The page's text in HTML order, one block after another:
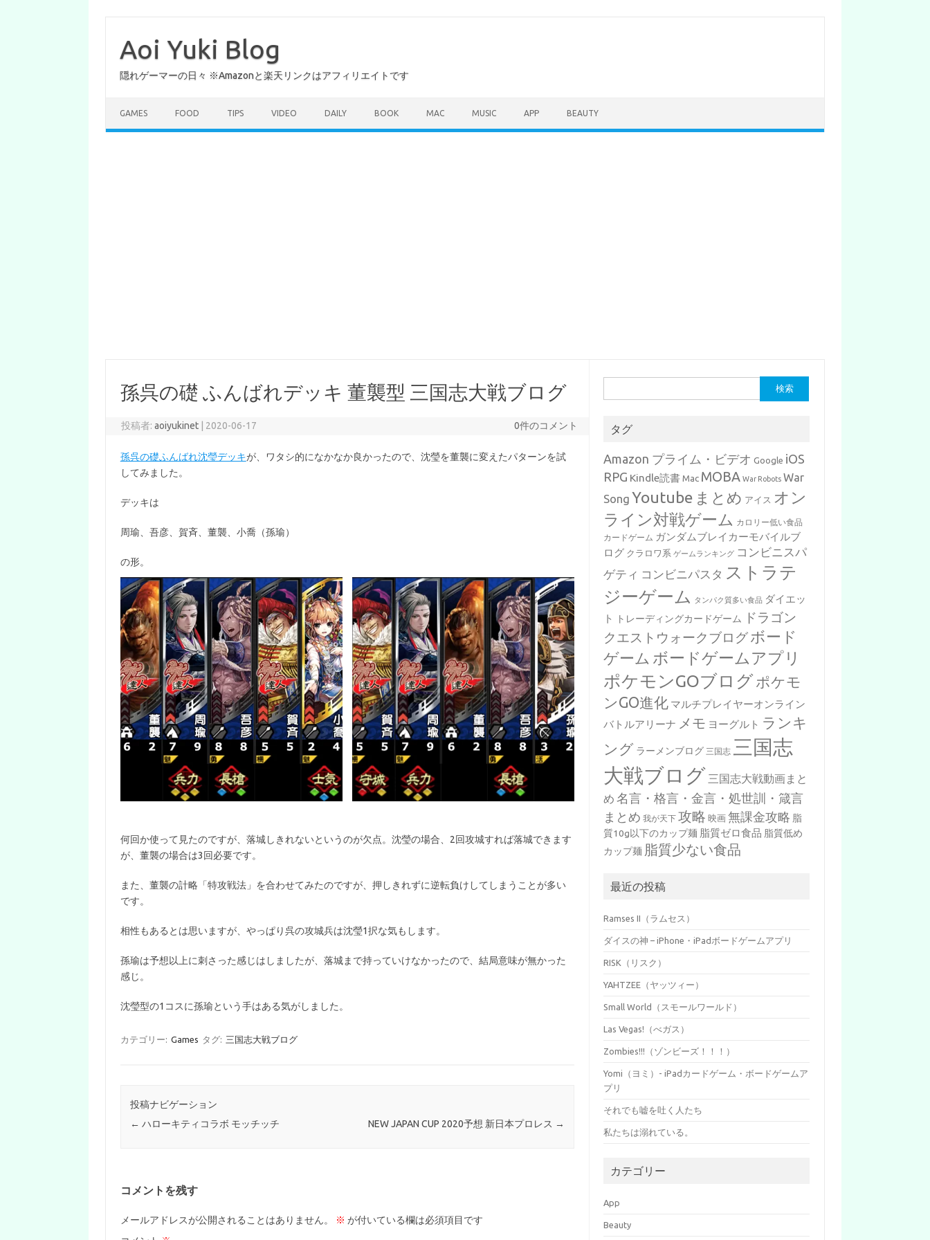
Aoi Yuki Blog
隠れゲーマーの日々 ※Amazonと楽天リンクはアフィリエイトです
GAMES FOOD TIPS VIDEO DAILY BOOK MAC MUSIC APP BEAUTY
孫呉の礎 ふんばれデッキ 董襲型 三国志大戦ブログ
投稿者:aoiyukinet 2020-06-17 0件のコメント
孫呉の礎ふんばれ沈瑩デッキが、ワタシ的になかなか良かったので、沈瑩を董襲に変えたパターンを試
してみました。
デッキは
周瑜、吾彦、賀斉、董襲、小喬（孫瑜）
の形。
何回か使って見たのですが、落城しきれないというのが欠点。沈瑩の場合、2回攻城すれば落城できます
が、董襲の場合は3回必要です。
また、董襲の計略「特攻戦法」を合わせてみたのですが、押しきれずに逆転負けしてしまうことが多い
です。
相性もあるとは思いますが、やっぱり呉の攻城兵は沈瑩1択な気もします。
孫瑜は予想以上に刺さった感じはしましたが、落城まで持っていけなかったので、結局意味が無かった
感じ。
沈瑩型の1コスに孫瑜という手はある気がしました。
カテゴリー: Games タグ: 三国志大戦ブログ
投稿ナビゲーション
← ハローキティコラボ モッチッチ NEW JAPAN CUP 2020予想 新日本プロレス →
コメントを残す
メールアドレスが公開されることはありません。 ※ が付いている欄は必須項目です
索:
タグ
Amazon プライム・ビデオ Google iOS
RPG Kindle読書 Mac MOBA War Robots War
Song Youtube まとめ アイス オン
ライン対戦ゲーム カロリー低い食品
カードゲーム ガンダムブレイカーモバイルブ
ログ クラロワ系 ゲームランキング コンビニスパ
ゲティ コンビニパスタ ストラテ
ジーゲーム
タンパク質多い食品 ダイエッ
ト
トレーディングカードゲーム
ドラゴン
クエストウォークブログボード
ゲーム ボードゲームアプリ
ポケモンGOブログポケモ
ンGO進化 マルチプレイヤーオンライン
バトルアリーナ メモ ヨーグルト ランキ
ング ラーメンブログ 三国志 三国志
大戦ブログ 三国志大戦動画まと
め 名言・格言・金言・処世訓・箴言
まとめ 我が天下 攻略 映画 無課金攻略 脂
質10g以下のカップ麺 脂質ゼロ食品 脂質低め
カップ麺 脂質少ない食品
最近の投稿
Ramses II（ラムセス）
ダイスの神 – iPhone・iPadボードゲームアプリ
RISK（リスク）
YAHTZEE（ヤッツィー）
Small World（スモールワールド）
Las Vegas!（べガス）
Zombies!!!（ゾンビーズ！！！）
Yomi（ヨミ）- iPadカードゲーム・ボードゲームア
プリ
それでも嘘を吐く人たち
私たちは溺れている。
カテゴリー
App
Beauty